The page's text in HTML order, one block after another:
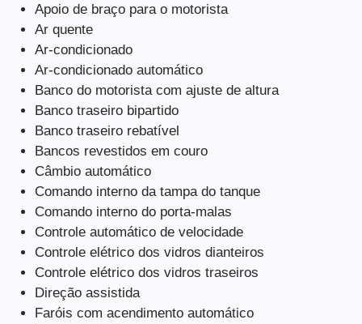
Apoio de braço para o motorista
Ar quente
Ar-condicionado
Ar-condicionado automático
Banco do motorista com ajuste de altura
Banco traseiro bipartido
Banco traseiro rebatível
Bancos revestidos em couro
Câmbio automático
Comando interno da tampa do tanque
Comando interno do porta-malas
Controle automático de velocidade
Controle elétrico dos vidros dianteiros
Controle elétrico dos vidros traseiros
Direção assistida
Faróis com acendimento automático